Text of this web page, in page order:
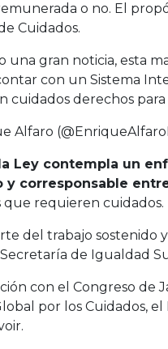
o no. El
Cuidados.
una gran noticia, esta
con un Sistema
cuidados derechos para
Alfaro
Ley contempla un
y corresponsable
que requieren cuidados.
del trabajo sostenido
de Igualdad
con el Congreso de
por los Cuidados,